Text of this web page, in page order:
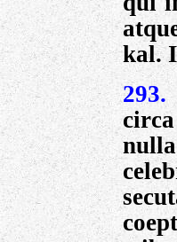
kal.
293.